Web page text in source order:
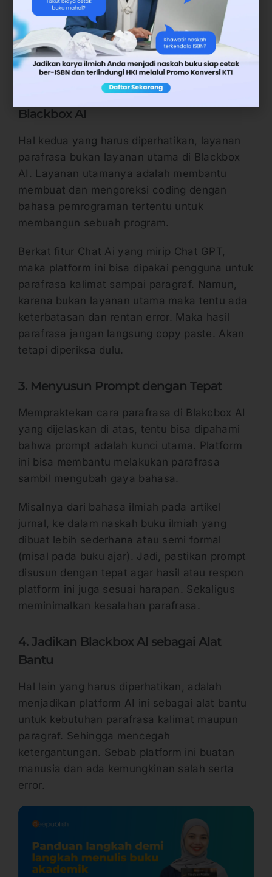
fitur-fitur yang disediakan dan bisa digunakan
untuk kebutuhan apa. Sehingga platform
digunakan dengan optimal dan tidak hanya
bayar mahal tapi tidak terpakai.
2. Parafrasa Bukan Layanan Utama
Blackbox AI
Hal kedua yang harus diperhatikan, layanan
parafrasa bukan layanan utama di Blackbox
AI. Layanan utamanya adalah membantu
membuat dan mengoreksi coding dengan
bahasa pemrograman tertentu untuk
membangun sebuah program.
Berkat fitur Chat Ai yang mirip Chat GPT,
maka platform ini bisa dipakai pengguna untuk
parafrasa kalimat sampai paragraf. Namun,
karena bukan layanan utama maka tentu ada
keterbatasan dan rentan error. Maka hasil
parafrasa jangan langsung copy paste. Akan
tetapi diperiksa dulu.
3. Menyusun Prompt dengan Tepat
Mempraktekan cara parafrasa di Blakcbox AI
yang dijelaskan di atas, tentu bisa dipahami
bahwa prompt adalah kunci utama. Platform
ini bisa membantu melakukan parafrasa
sambil mengubah gaya bahasa.
Misalnya dari bahasa ilmiah pada artikel
jurnal, ke dalam naskah buku ilmiah yang
dibuat lebih sederhana atau semi formal
(misal pada buku ajar). Jadi, pastikan prompt
disusun dengan tepat agar hasil atau respon
platform ini juga sesuai harapan. Sekaligus
meminimalkan kesalahan parafrasa.
4. Jadikan Blackbox AI sebagai Alat
Bantu
Hal lain yang harus diperhatikan, adalah
menjadikan platform AI ini sebagai alat bantu
untuk kebutuhan parafrasa kalimat maupun
paragraf. Sehingga mencegah
ketergantungan. Sebab platform ini buatan
manusia dan ada kemungkinan salah serta
error.